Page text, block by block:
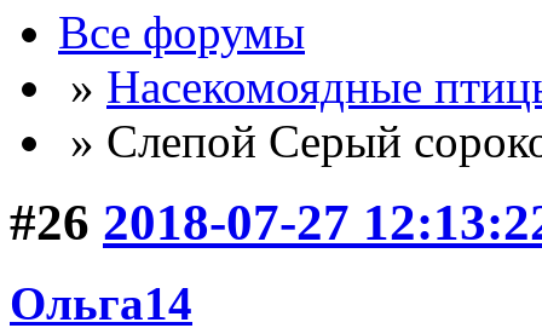
Все форумы
» Насекомоядные
» Слепой Серый
#26 2018-07-27
Ольга14